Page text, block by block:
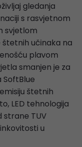
gledanja
s rasvjetnom
svjetlom
štetnih učinaka na
plavom
smanjen je za
SoftBlue
štetnih
LED tehnologija
strane TUV
u